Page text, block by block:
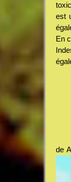
est
En
de